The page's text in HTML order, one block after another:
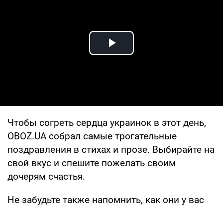
Play Video
Чтобы согреть сердца украинок в этот день,
OBOZ.UA собрал самые трогательные
поздравления в стихах и прозе. Выбирайте на
свой вкус и спешите пожелать своим
дочерям счастья.
Не забудьте также напомнить, как они у вас